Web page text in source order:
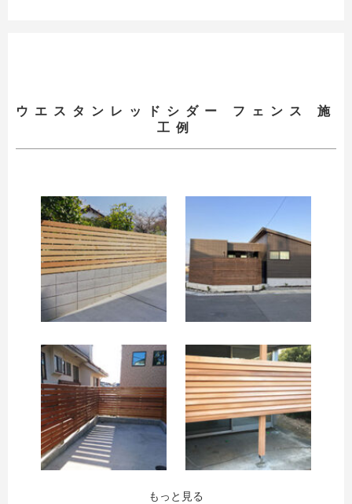
お買い物を続ける
カートへ進む
ウエスタンレッドシダー フェンス 施
工例
もっと見る